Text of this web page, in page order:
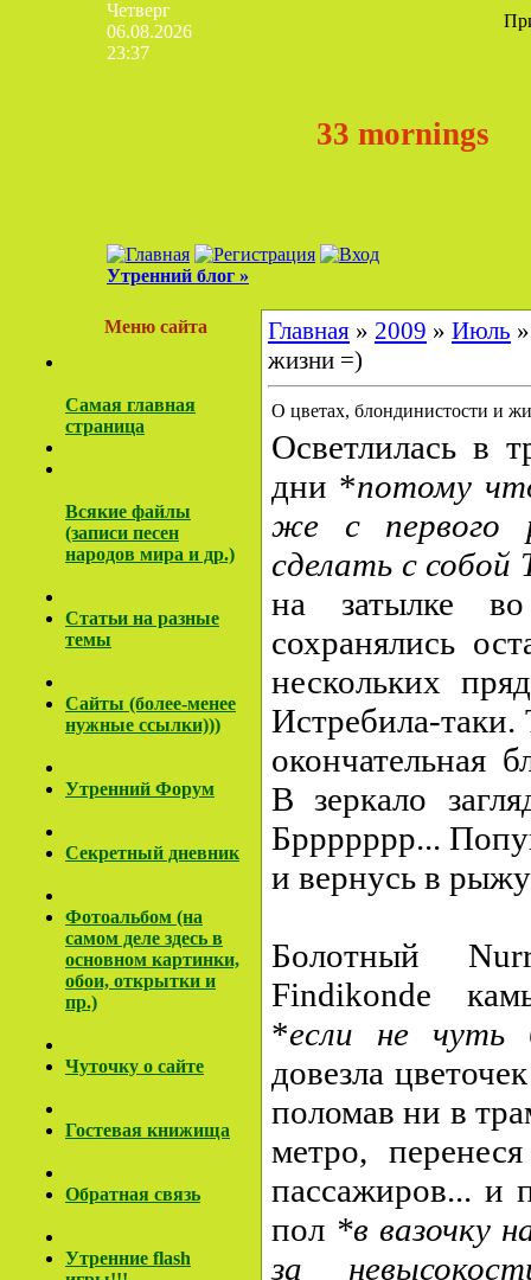
Четверг
06.08.2026
23:37
33 mornings
Утренний блог »
Меню сайта
Самая главная
страница
Всякие файлы
(записи песен
народов мира и др.)
Cтатьи на разные
темы
Сайты (более-менее
нужные ссылки)))
Утренний Форум
Секретный дневник
Фотоальбом (на
самом деле здесь в
основном картинки,
обои, открытки и
пр.)
Чуточку о сайте
Гостевая книжища
Обратная связь
Утренние flash
Главная » 2009 » Июль »
жизни =)
О цветах, блондинистости и
Осветлилась в
дни *потому
же с первого
сделать с
на затылке
сохранялись
нескольких
Истребила-таки.
окончательная
В зеркало
Бррррррр...
и вернусь в
Болотный
Findikonde
*если не чуть
довезла
поломав ни в
метро,
пассажиров... и
пол *в вазочку
за